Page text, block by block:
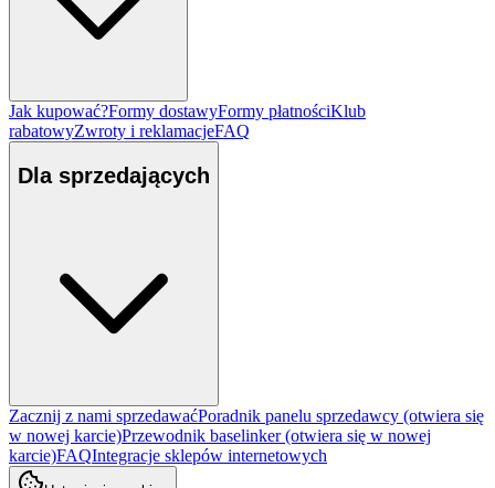
Jak kupować?Formy dostawyFormy płatnościKlub
rabatowyZwroty i reklamacjeFAQ
Dla sprzedających
Zacznij z nami sprzedawaćPoradnik panelu sprzedawcy (otwiera się
w nowej karcie)Przewodnik baselinker(otwiera się w nowej
karcie)FAQIntegracje sklepów internetowych